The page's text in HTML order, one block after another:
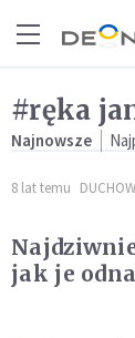
#ręka
Najnowsze
8 lat temu
jak je